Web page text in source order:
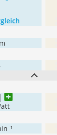
anzeigen